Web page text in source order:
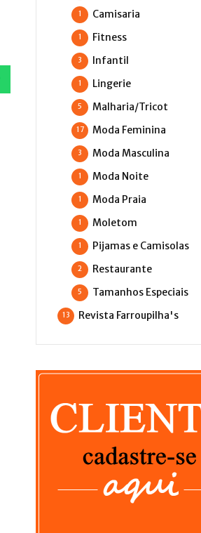
Camisaria
1
Fitness
1
Infantil
3
Lingerie
1
Malharia/Tricot
5
Moda Feminina
17
Moda Masculina
3
Moda Noite
1
Moda Praia
1
Moletom
1
Pijamas e Camisolas
1
Restaurante
2
Tamanhos Especiais
5
Revista Farroupilha's
13